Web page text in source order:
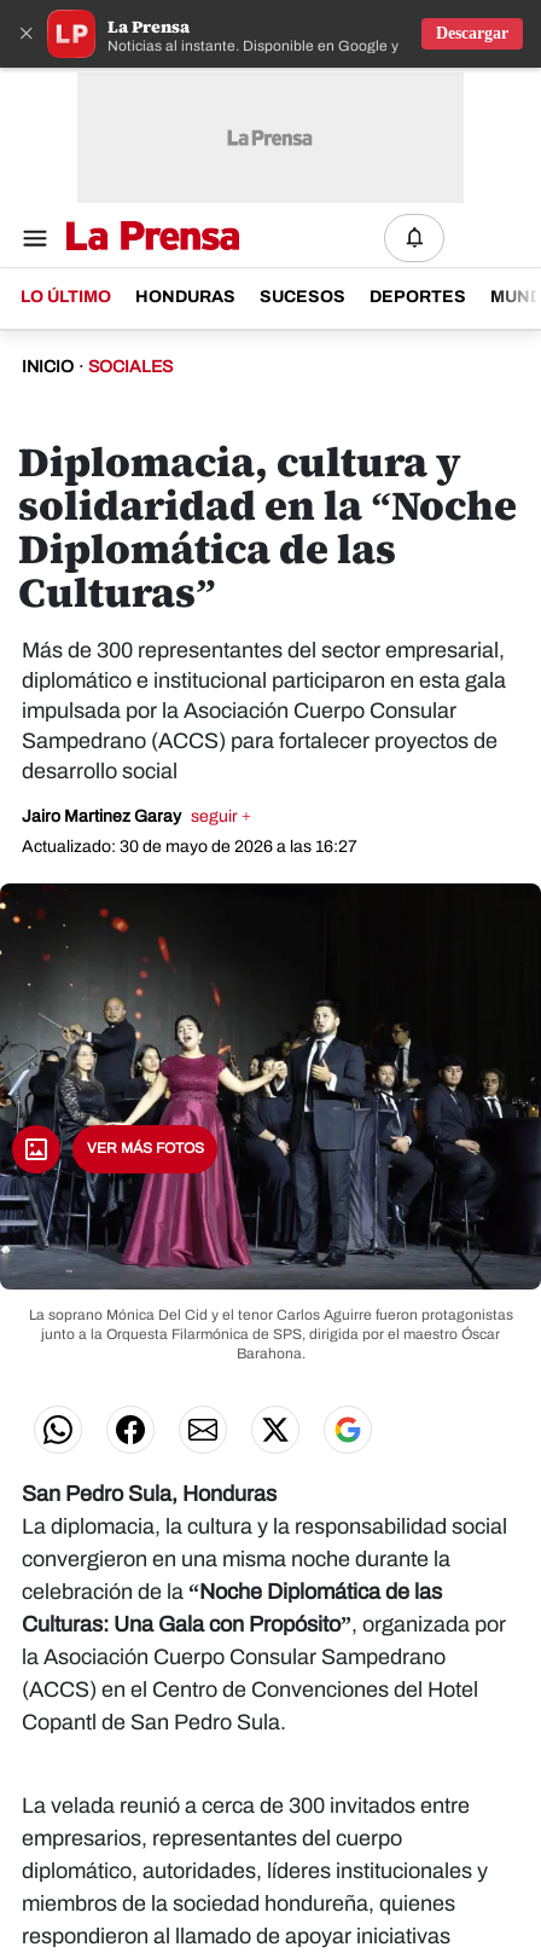
× La Prensa
Noticias al instante. Disponible en Google y IOS
Descargar
LO ÚLTIMO HONDURAS SUCESOS DEPORTES
INICIO · SOCIALES
Diplomacia, cultura y
solidaridad en la “Noche
Diplomática de las
Culturas”
Más de 300 representantes del sector empresarial,
diplomático e institucional participaron en esta gala
impulsada por la Asociación Cuerpo Consular
Sampedrano (ACCS) para fortalecer proyectos de
desarrollo social
Jairo Martinez Garay seguir +
Actualizado: 30 de mayo de 2026 a las 16:27
La soprano Mónica Del Cid y el tenor Carlos Aguirre fueron protagonistas
junto a la Orquesta Filarmónica de SPS, dirigida por el maestro Óscar
Barahona.
VER MÁS FOTOS
San Pedro Sula, Honduras
La diplomacia, la cultura y la responsabilidad social
convergieron en una misma noche durante la
celebración de la “Noche Diplomática de las
Culturas: Una Gala con Propósito”, organizada por
la Asociación Cuerpo Consular Sampedrano
(ACCS) en el Centro de Convenciones del Hotel
Copantl de San Pedro Sula.
La velada reunió a cerca de 300 invitados entre
empresarios, representantes del cuerpo
diplomático, autoridades, líderes institucionales y
miembros de la sociedad hondureña, quienes
respondieron al llamado de apoyar iniciativas